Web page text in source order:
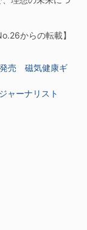
からの転載】
発売 磁気健康ギ
ャーナリスト